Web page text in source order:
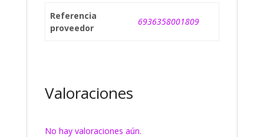
Referencia
proveedor
6936358001809
Valoraciones
No hay valoraciones aún.